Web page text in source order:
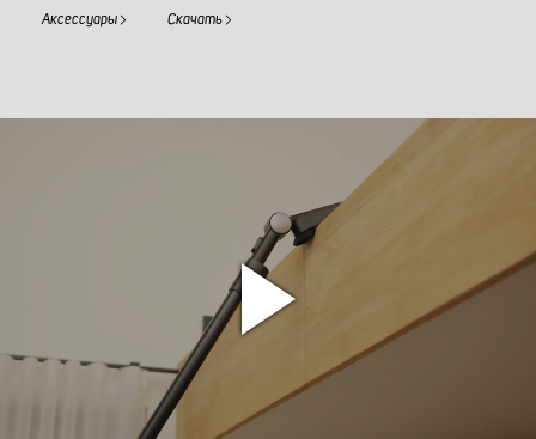
Аксессуары Скачать